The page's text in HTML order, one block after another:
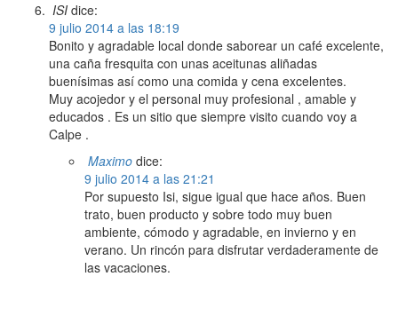
ISI dice:
9 julio 2014 a las 18:19
Bonito y agradable local donde saborear un café excelente,
una caña fresquita con unas aceitunas aliñadas
buenísimas así como una comida y cena excelentes.
Muy acojedor y el personal muy profesional , amable y
educados . Es un sitio que siempre visito cuando voy a
Calpe .
Maximo dice:
9 julio 2014 a las 21:21
Por supuesto Isi, sigue igual que hace años. Buen
trato, buen producto y sobre todo muy buen
ambiente, cómodo y agradable, en invierno y en
verano. Un rincón para disfrutar verdaderamente de
las vacaciones.